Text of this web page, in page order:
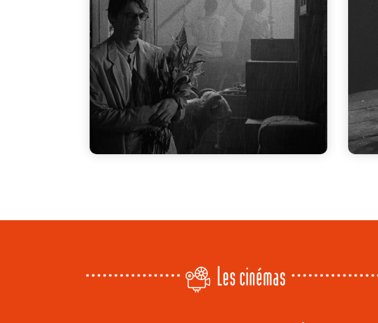
Les cinémas